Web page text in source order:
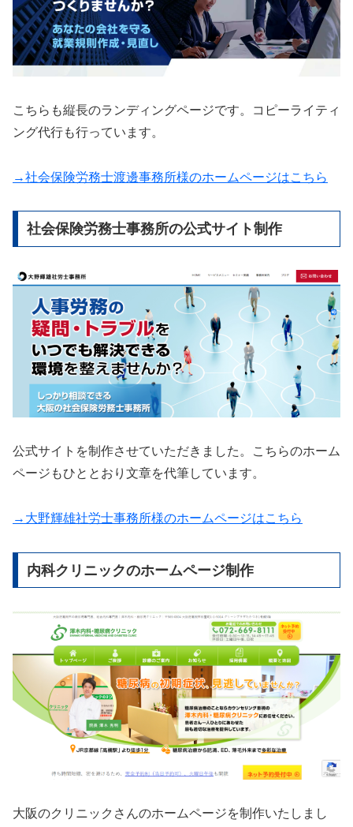
こちらも縦長のランディングページです。コピーライティ
ング代行も行っています。
→社会保険労務士渡邊事務所様のホームページはこちら
社会保険労務士事務所の公式サイト制作
公式サイトを制作させていただきました。こちらのホーム
ページもひととおり文章を代筆しています。
→大野輝雄社労士事務所様のホームページはこちら
内科クリニックのホームページ制作
大阪のクリニックさんのホームページを制作いたしまし